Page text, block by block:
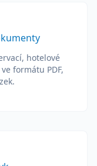
hotelové
formátu PDF,